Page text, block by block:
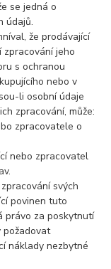
se jedná o
údajů.
že prodávající
jeho
s ochranou
nebo v
li osobní údaje
zpracování, může:
zpracovatele o
nebo zpracovatel
svých
povinen tuto
právo za poskytnutí
požadovat
náklady nezbytné